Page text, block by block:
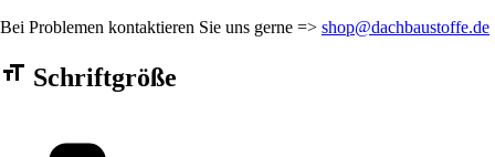
Bei Problemen kontaktieren Sie uns gerne => shop@dachbaustoffe.de
Barrierefreiheit Einstellungen Formular
Schriftgröße